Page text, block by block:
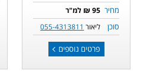
מחיר 95 ₪ למ"ר
סוכן ליאור 055-4313811
פרטים נוספים